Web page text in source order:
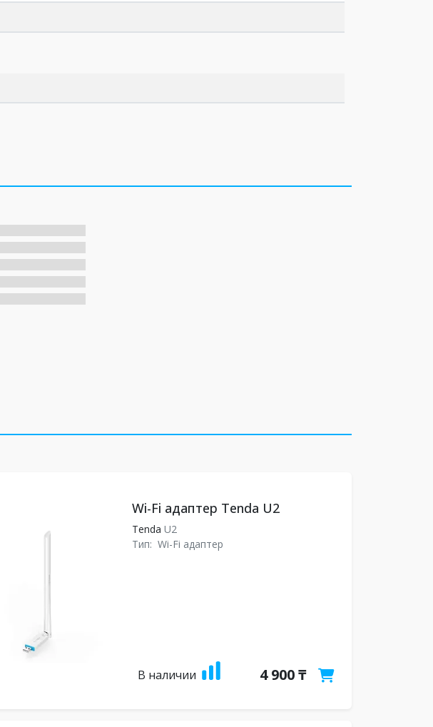
Wi-Fi адаптер Tenda U2
Tenda U2
Тип: Wi-Fi адаптер
В наличии 4 900 ₸